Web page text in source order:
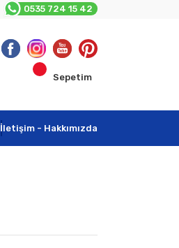
0535 724 15 42
Sepetim
İletişim - Hakkımızda